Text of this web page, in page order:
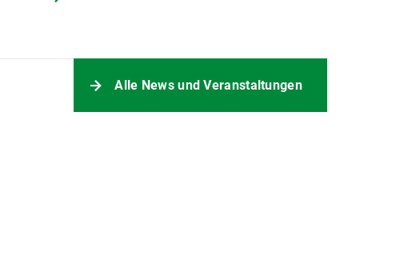
Alle News und Veranstaltungen